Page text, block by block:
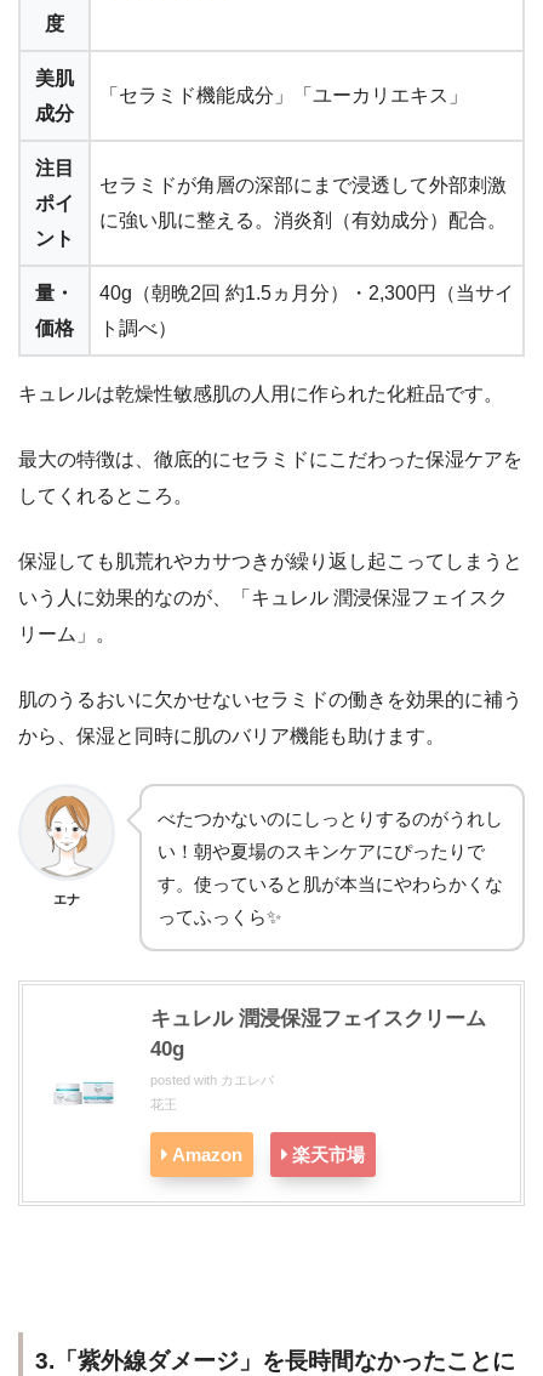
度
美肌
成分
「セラミド機能成分」「ユーカリエキス」
注目
ポイ
ント
セラミドが角層の深部にまで浸透して外部刺激
に強い肌に整える。消炎剤（有効成分）配合。
量・
価格
40g（朝晩2回 約1.5ヵ月分）・2,300円（当サイ
ト調べ）
キュレルは乾燥性敏感肌の人用に作られた化粧品です。
最大の特徴は、徹底的にセラミドにこだわった保湿ケアを
してくれるところ。
保湿しても肌荒れやカサつきが繰り返し起こってしまうと
いう人に効果的なのが、「 キュレル 潤浸保湿フェイスク
リーム 」。
肌のうるおいに欠かせないセラミドの働きを効果的に補う
から、保湿と同時に肌のバリア機能も助けます。
エナ
べたつかないのにしっとりするのがうれし
い！朝や夏場のスキンケアにぴったりで
す。使っていると肌が本当にやわらかくな
ってふっくら✨
キュレル 潤浸保湿フェイスクリーム
40g
posted with カエレバ
花王
Amazon 楽天市場
3.「紫外線ダメージ」を長時間なかったことに